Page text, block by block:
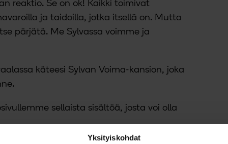
Yksityiskohdat
reaktio. Se on ok! Kaikki toimivat
ja taidoilla, jotka itsellä on. Mutta
pärjätä. Me Sylvassa voimme ja
käteesi Sylvan Voima-kansion, joka
sellaista sisältöä, josta voi olla